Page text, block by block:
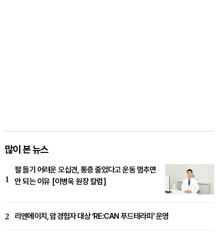
많이 본 뉴스
1
팔 들기 어려운 오십견, 통증 줄었다고 운동 멈추면
안 되는 이유 [이병욱 원장 칼럼]
2 리엔에이치, 암경험자 대상 ‘RE:CAN 푸드테라피’ 운영